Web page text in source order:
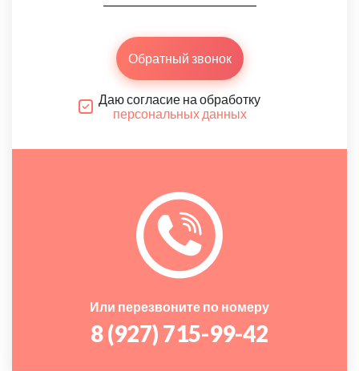
Обратный звонок
Даю согласие на обработку
персональных данных
Или перезвоните по номеру
8 (927) 715-99-42